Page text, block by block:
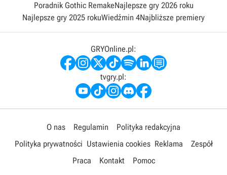
Poradnik Gothic RemakeNajlepsze gry 2026 roku
Najlepsze gry 2025 rokuWiedźmin 4Najbliższe premiery
GRYOnline.pl:
tvgry.pl:
O nas Regulamin
Polityka redakcyjna
Polityka prywatności Ustawienia cookies Reklama
Zespół
Praca
Kontakt Pomoc